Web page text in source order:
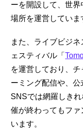
ーを開設して、世
場所を運営していま
また、ライブビジ
ェスティバル「
を運営しており、
ーミング配信や、
SNSでは網羅しき
催が終わってもフ
います。